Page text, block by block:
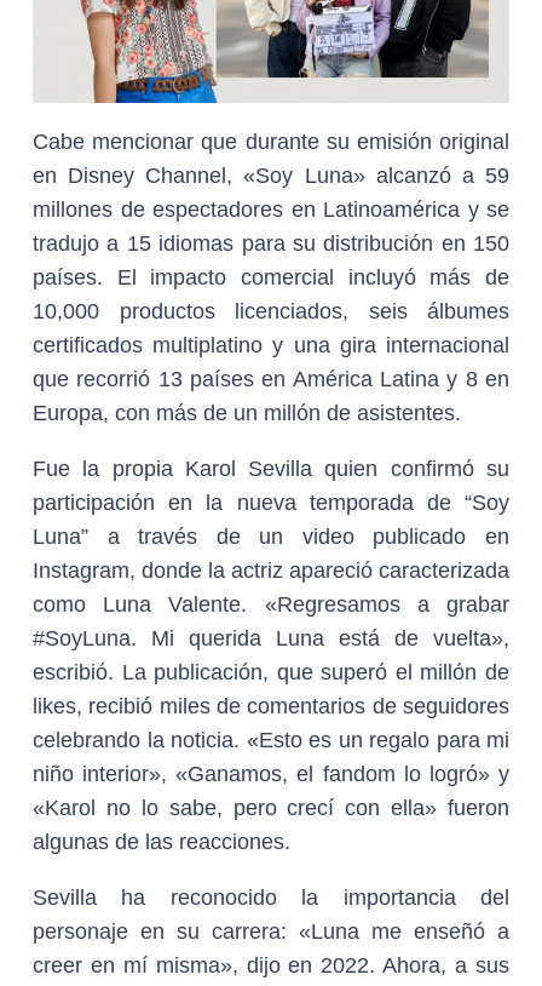
Cabe mencionar que durante su emisión original
en Disney Channel, «Soy Luna» alcanzó a 59
millones de espectadores en Latinoamérica y se
tradujo a 15 idiomas para su distribución en 150
países. El impacto comercial incluyó más de
10,000 productos licenciados, seis álbumes
certificados multiplatino y una gira internacional
que recorrió 13 países en América Latina y 8 en
Europa, con más de un millón de asistentes.
Fue la propia Karol Sevilla quien confirmó su
participación en la nueva temporada de “Soy
Luna” a través de un video publicado en
Instagram, donde la actriz apareció caracterizada
como Luna Valente. «Regresamos a grabar
#SoyLuna. Mi querida Luna está de vuelta»,
escribió. La publicación, que superó el millón de
likes, recibió miles de comentarios de seguidores
celebrando la noticia. «Esto es un regalo para mi
niño interior», «Ganamos, el fandom lo logró» y
«Karol no lo sabe, pero crecí con ella» fueron
algunas de las reacciones.
Sevilla ha reconocido la importancia del
personaje en su carrera: «Luna me enseñó a
creer en mí misma», dijo en 2022. Ahora, a sus